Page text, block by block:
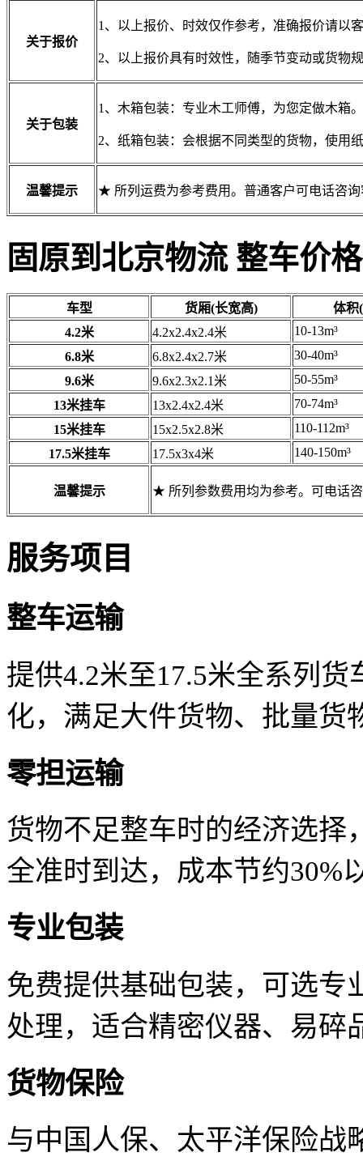
关于报价
1、以上报价、时效仅作参考，准确报价请以
2、以上报价具有时效性，随季节变动或货物
关于包装
1、木箱包装：专业木工师傅，为您定做木箱
2、纸箱包装：会根据不同类型的货物，使用
温馨提示 ★ 所列运费为参考费用。普通客户可电话咨
固原到北京物流 整车价格
车型 货厢(长宽高)
体积
4.2米
4.2x2.4x2.4米
10-13m³
6.8米
6.8x2.4x2.7米
30-40m³
9.6米
9.6x2.3x2.1米
50-55m³
13米挂车
13x2.4x2.4米
70-74m³
15米挂车
15x2.5x2.8米
110-112m³
17.5米挂车
17.5x3x4米 140-150m³
温馨提示 ★ 所列参数费用均为参考。可电话
服务项目
整车运输
提供4.2米至17.5米全系列
化，满足大件货物、批量货
零担运输
货物不足整车时的经济选择
全准时到达，成本节约30%
专业包装
免费提供基础包装，可选专
处理，适合精密仪器、易碎
货物保险
与中国人保、太平洋保险战